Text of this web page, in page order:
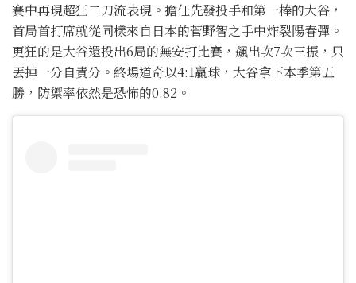
賽中再現超狂二刀流表現。擔任先發投手和第一棒的大谷，
首局首打席就從同樣來自日本的菅野智之手中炸裂陽春彈。
更狂的是大谷還投出6局的無安打比賽，飆出次7次三振，只
丟掉一分自責分。終場道奇以4:1贏球，大谷拿下本季第五
勝，防禦率依然是恐怖的0.82。